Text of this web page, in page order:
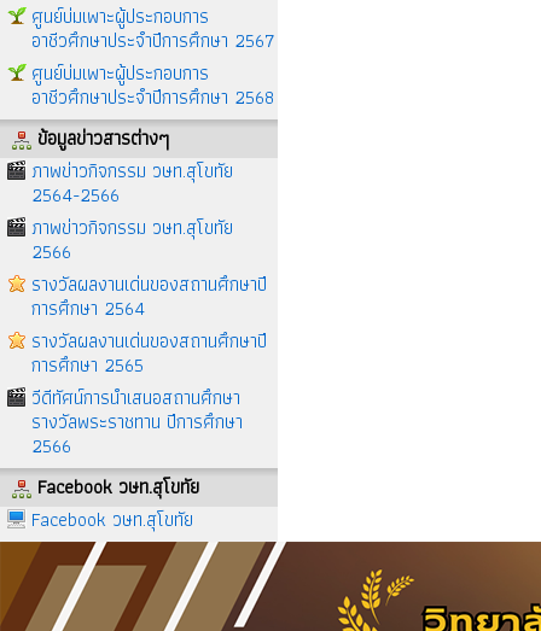
ศูนย์บ่มเพาะผู้ประกอบการ
อาชีวศึกษาประจำปีการศึกษา 2567
ศูนย์บ่มเพาะผู้ประกอบการ
อาชีวศึกษาประจำปีการศึกษา 2568
ข้อมูลข่าวสารต่างๆ
ภาพข่าวกิจกรรม วษท.สุโขทัย
2564-2566
ภาพข่าวกิจกรรม วษท.สุโขทัย
2566
รางวัลผลงานเด่นของสถานศึกษาปี
การศึกษา 2564
รางวัลผลงานเด่นของสถานศึกษาปี
การศึกษา 2565
วีดีทัศน์การนำเสนอสถานศึกษา
รางวัลพระราชทาน ปีการศึกษา
2566
Facebook วษท.สุโขทัย
Facebook วษท.สุโขทัย